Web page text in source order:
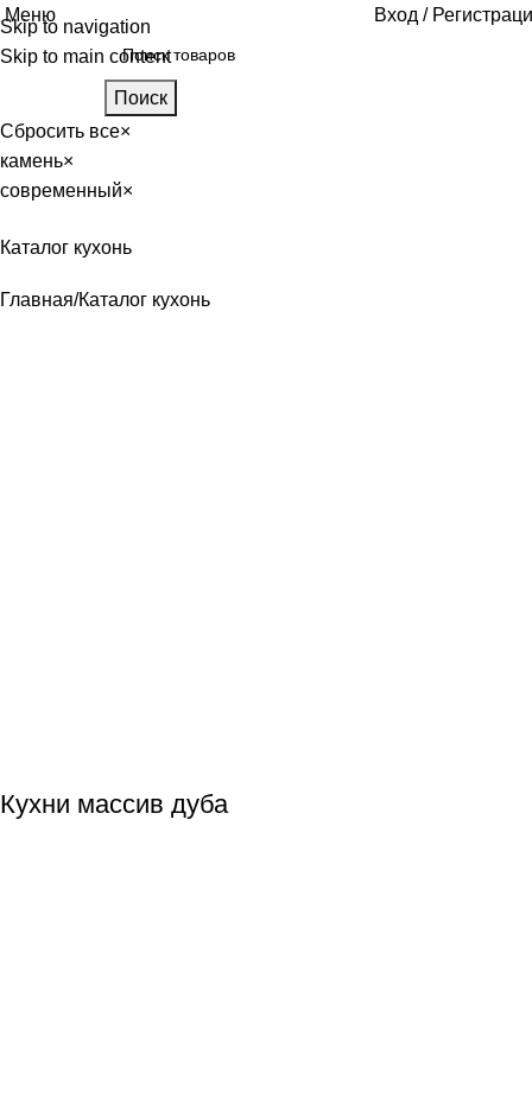
Skip to navigation
Skip to main content
Меню Вход /
Поиск
Сбросить все×
камень×
современный×
Каталог кухонь
Главная Каталог кухонь
Кухни массив дуба